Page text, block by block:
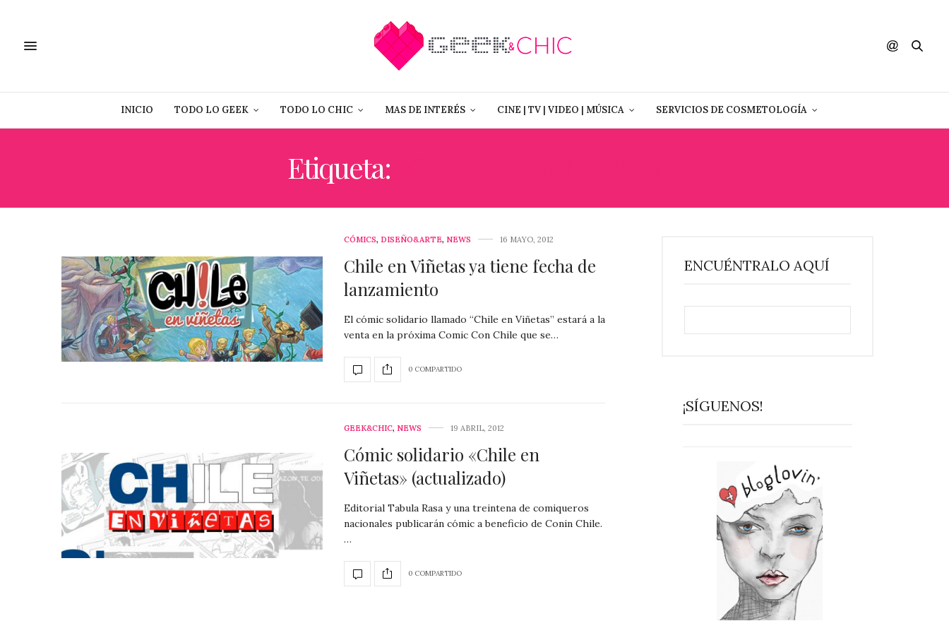
INICIO TODO LO GEEK TODO LO CHIC MAS DE INTERÉS CINE | TV | VIDEO | MÚSICA SERVICIOS DE COSMETOLOGÍA
Etiqueta:
CÓMICS, DISEÑO&ARTE, NEWS 16 MAYO, 2012
Chile en Viñetas ya tiene fecha de
lanzamiento
El cómic solidario llamado “Chile en Viñetas” estará a la
venta en la próxima Comic Con Chile que se…
0 COMPARTIDO
GEEK&CHIC, NEWS 19 ABRIL, 2012
Cómic solidario «Chile en
Viñetas» (actualizado)
Editorial Tabula Rasa y una treintena de comiqueros
nacionales publicarán cómic a beneficio de Conin Chile.
…
0 COMPARTIDO
ENCUÉNTRALO AQUÍ
¡SÍGUENOS!